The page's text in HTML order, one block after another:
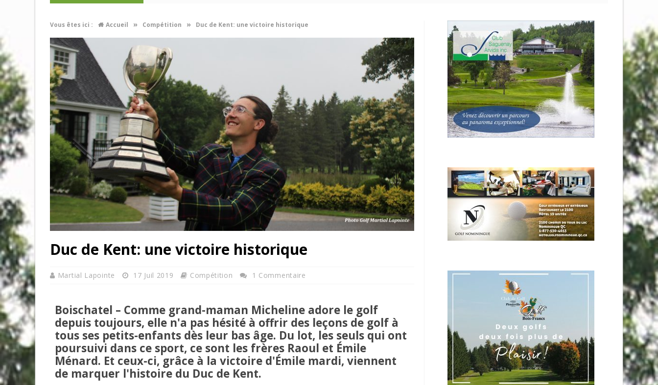
Vous êtes ici : Accueil » Compétition » Duc de Kent: une victoire historique
Duc de Kent: une victoire historique
Martial Lapointe 17 Juil 2019 Compétition 1 Commentaire
Boischatel – Comme grand-maman Micheline adore le golf
depuis toujours, elle n'a pas hésité à offrir des leçons de golf à
tous ses petits-enfants dès leur bas âge. Du lot, les seuls qui ont
poursuivi dans ce sport, ce sont les frères Raoul et Émile
Ménard. Et ceux-ci, grâce à la victoire d'Émile mardi, viennent
de marquer l'histoire du Duc de Kent.